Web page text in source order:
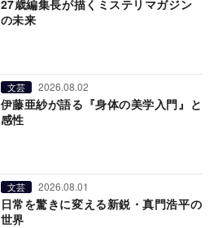
27歳編集長が描くミステリマガジン
の未来
文芸 2026.08.02
伊藤亜紗が語る『身体の美学入門』と
感性
文芸 2026.08.01
日常を驚きに変える新鋭・真門浩平の
世界